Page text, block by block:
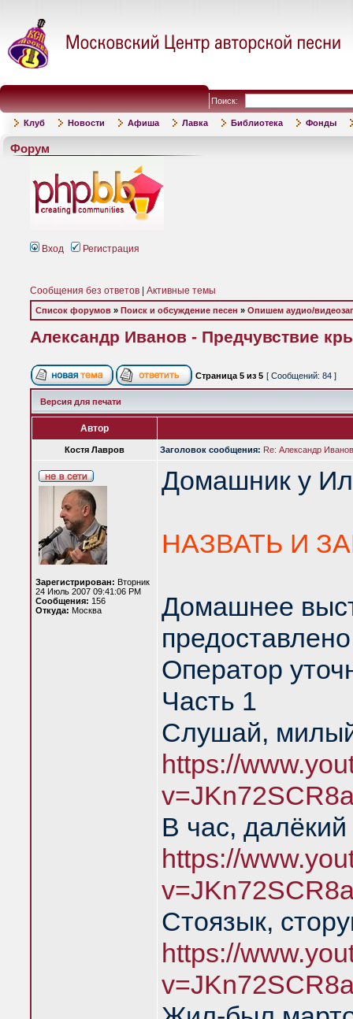
Поиск:
Клуб Новости Афиша Лавка Библиотека Фонды
Форум
Вход Регистрация
Сообщения без ответов Активные темы
Список форумов » Поиск и обсуждение песен » Опишем аудио/
Александр Иванов - Предчувствие
Страница 5 из 5 [ Сообщений: 84 ]
Версия для печати
Автор
Костя Лавров Заголовок сообщения: Re: Александр
Зарегистрирован: Вторник
24 Июль 2007 09:41:06 PM
Сообщения: 156
Откуда: Москва
Домашник у
НАЗВАТЬ И
Домашнее
Оператор
Часть 1
Слушай,
https://
В час, далёкий
https://
Стоязык,
https://